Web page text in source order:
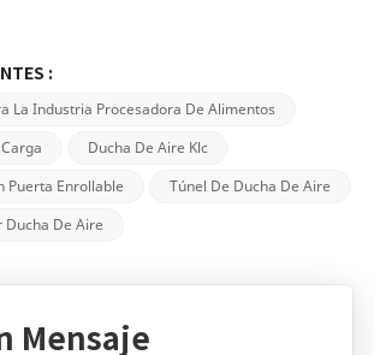
:
La Industria Procesadora De Alimentos
Ducha De Aire Klc
Puerta Enrollable
Túnel De Ducha De Aire
Ducha De Aire
Mensaje